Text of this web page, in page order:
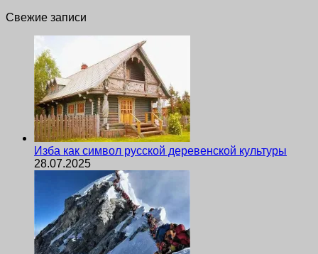
Свежие записи
Изба как символ русской деревенской культуры
28.07.2025